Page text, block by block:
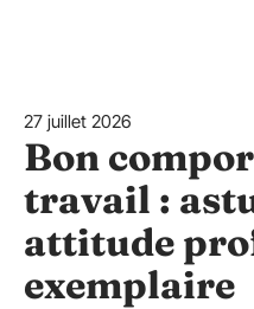
27 juillet 2026
Bon
travail :
attitude
exemplaire